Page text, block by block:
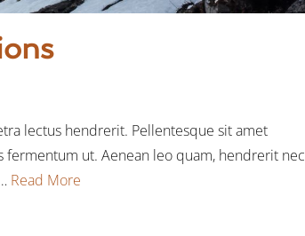
lectus hendrerit. Pellentesque sit amet
ut. Aenean leo quam, hendrerit nec
Read More